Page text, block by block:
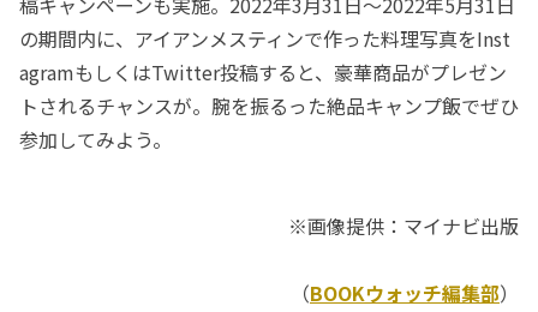
の期間内に、アイアンメスティンで作った料理写真をInst
agramもしくはTwitter投稿すると、豪華商品がプレゼン
トされるチャンスが。腕を振るった絶品キャンプ飯でぜひ
参加してみよう。
※画像提供：マイナビ出版
（BOOKウォッチ編集部）